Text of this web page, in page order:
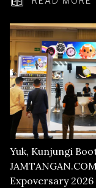
Yuk, Kunjungi
Expoversary 2026